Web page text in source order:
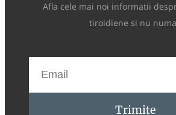
Afla cele mai noi informatii
tiroidiene si nu
Trimite